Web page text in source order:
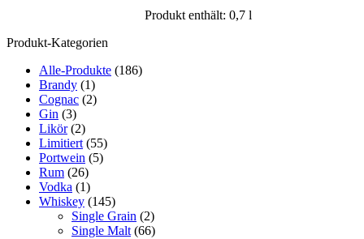
Produkt enthält: 0,7 l
Produkt-Kategorien
Alle-Produkte (186)
Brandy (1)
Cognac (2)
Gin (3)
Likör (2)
Limitiert (55)
Portwein (5)
Rum (26)
Vodka (1)
Whiskey (145)
Single Grain (2)
Single Malt (66)